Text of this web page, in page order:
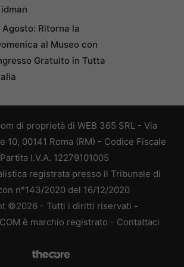
Agosto: Ritorna la
al Museo con
Gratuito in Tutta
di proprietà di WEB 365 SRL - Via
10, 00141 Roma (RM) - Codice Fiscale
I.V.A. 12279101005
registrata presso il Tribunale di
n°143/2020 del 16/12/2020
©2026 - Tutti i diritti riservati -
è marchio registrato - Contattaci